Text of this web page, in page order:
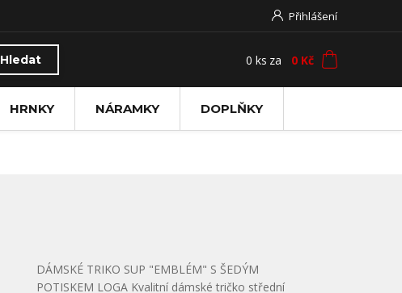
Přihlášení
Hledat 0 ks za 0 Kč
HRNKY NÁRAMKY DOPLŇKY
DÁMSKÉ TRIKO SUP "EMBLÉM" S ŠEDÝM
POTISKEM LOGA Kvalitní dámské tričko střední